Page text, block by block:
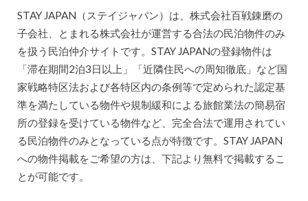
STAY JAPAN（ステイジャパン）は、株式会社百戦錬磨の
子会社、とまれる株式会社が運営する合法の民泊物件のみ
を扱う民泊仲介サイトです。STAY JAPANの登録物件は
「滞在期間2泊3日以上」「近隣住民への周知徹底」など国
家戦略特区法および各特区内の条例等で定められた認定基
準を満たしている物件や規制緩和による旅館業法の簡易宿
所の登録を受けている物件など、完全合法で運用されてい
る民泊物件のみとなっている点が特徴です。STAY JAPAN
への物件掲載をご希望の方は、下記より無料で掲載するこ
とが可能です。